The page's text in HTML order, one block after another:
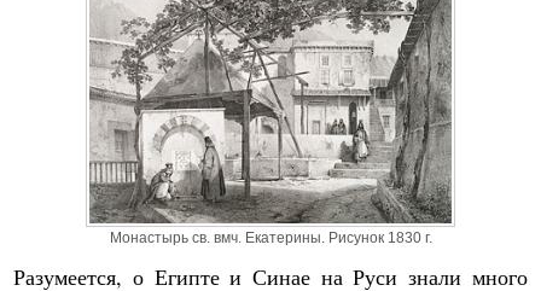
Монастырь св. вмч. Екатерины. Рисунок 1830 г.
Разумеется, о Египте и Синае на Руси знали много